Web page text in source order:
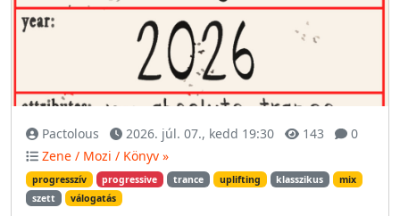
Pactolous 2026. júl. 07., kedd 19:30 143
0
Zene / Mozi / Könyv »
progresszív progressive trance uplifting klasszikus
mix
szett
válogatás